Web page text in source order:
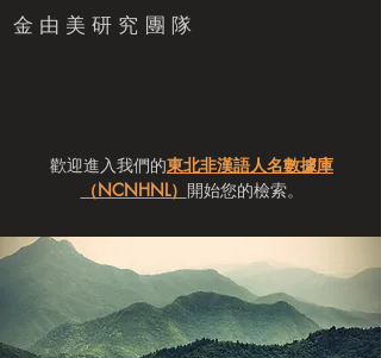
​金由美研究團隊
歡迎進入我們的東北非漢語人名數據庫
（NCNHNL） 開始您的檢索。